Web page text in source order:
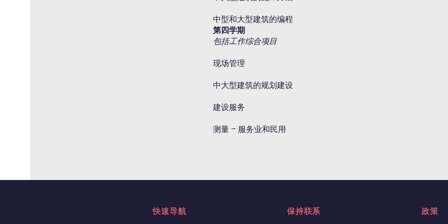
中型和大型建筑的编程
第四学期
包括工作综合项目
现场管理
中大型建筑的规划建设
建设服务
测量 – 服务业和民用
快速导航 保持联系 政策